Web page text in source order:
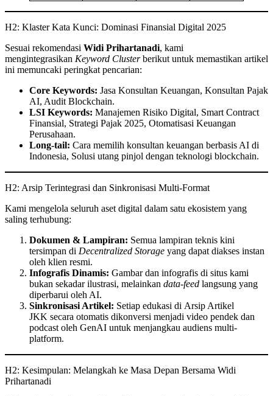
H2: Klaster Kata Kunci: Dominasi Finansial Digital 2025
Sesuai rekomendasi Widi Prihartanadi, kami
mengintegrasikan Keyword Clusterberikut untuk memastikan artikel
ini memuncaki peringkat pencarian:
Core Keywords: Jasa Konsultan Keuangan, Konsultan Pajak
AI, Audit Blockchain.
LSI Keywords: Manajemen Risiko Digital, Smart Contract
Finansial, Strategi Pajak 2025, Otomatisasi Keuangan
Perusahaan.
Long-tail: Cara memilih konsultan keuangan berbasis AI di
Indonesia, Solusi utang pinjol dengan teknologi blockchain.
H2: Arsip Terintegrasi dan Sinkronisasi Multi-Format
Kami mengelola seluruh aset digital dalam satu ekosistem yang
saling terhubung:
Dokumen & Lampiran: Semua lampiran teknis kini
tersimpan di Decentralized Storage yang dapat diakses instan
oleh klien resmi.
Infografis Dinamis: Gambar dan infografis di situs kami
bukan sekadar ilustrasi, melainkan data-feed langsung yang
diperbarui oleh AI.
Sinkronisasi Artikel: Setiap edukasi di Arsip Artikel
JKK secara otomatis dikonversi menjadi video pendek dan
podcast oleh GenAI untuk menjangkau audiens multi-
platform.
H2: Kesimpulan: Melangkah ke Masa Depan Bersama Widi
Prihartanadi